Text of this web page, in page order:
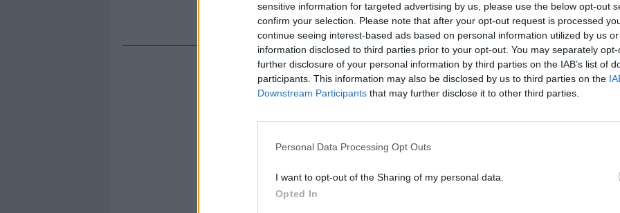
sensitive information for targeted advertising by us, please use the below opt-out
confirm your selection. Please note that after your opt-out request is processed
continue seeing interest-based ads based on personal information utilized by us
information disclosed to third parties prior to your opt-out. You may separately
further disclosure of your personal information by third parties on the IAB’s list of
participants. This information may also be disclosed by us to third parties on the
Downstream Participants that may further disclose it to other third parties.
Personal Data Processing Opt Outs
I want to opt-out of the Sharing of my personal data.
Opted In
Trump, Meloni e la strategia